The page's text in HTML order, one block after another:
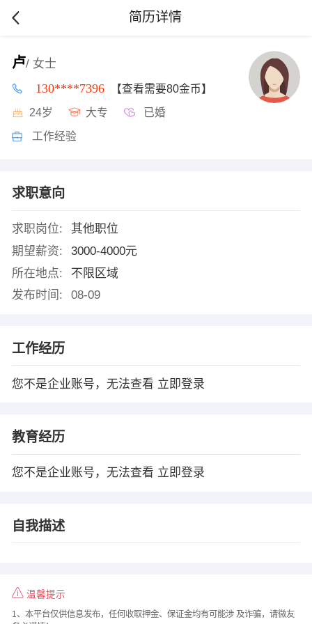
简历详情
卢/ 女士
130****7396 【查看需要80金币】
24岁 大专 已婚
工作经验
求职意向
求职岗位:
其他职位
期望薪资:
3000-4000元
所在地点:
不限区域
发布时间:
08-09
工作经历
您不是企业账号，无法查看 立即登录
教育经历
您不是企业账号，无法查看 立即登录
自我描述
温馨提示
1、本平台仅供信息发布，任何收取押金、保证金均有可能涉 及诈骗，请微友